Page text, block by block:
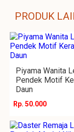
PRODUK
Piyama Wanita
Pendek Motif
Daun
Rp. 50.000